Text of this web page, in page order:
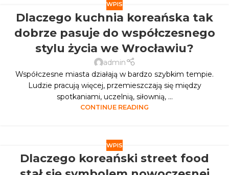
WPIS
Dlaczego kuchnia koreańska tak
dobrze pasuje do współczesnego
stylu życia we Wrocławiu?
admin
Współczesne miasta działają w bardzo szybkim tempie.
Ludzie pracują więcej, przemieszczają się między
spotkaniami, uczelnią, siłownią, ...
CONTINUE READING
WPIS
Dlaczego koreański street food